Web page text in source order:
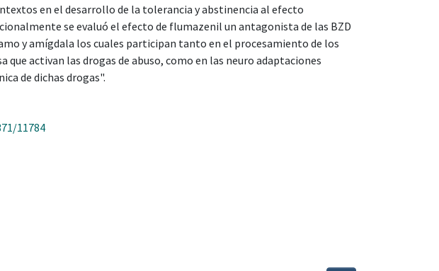
en el desarrollo de la tolerancia y abstinencia al efecto
se evaluó el efecto de flumazenil un antagonista de las BZD
y amígdala los cuales participan tanto en el procesamiento de los
que activan las drogas de abuso, como en las neuro adaptaciones
de dichas drogas".
11784